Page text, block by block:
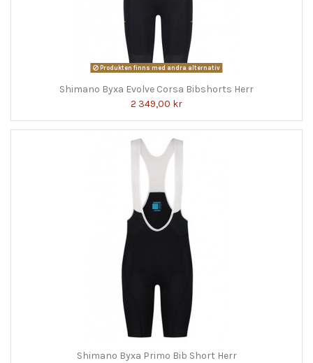
Produkten finns med andra alternativ
Shimano Byxa Evolve Corsa Bibshorts Herr
2 349,00 kr
Shimano Byxa Primo Bib Short Herr